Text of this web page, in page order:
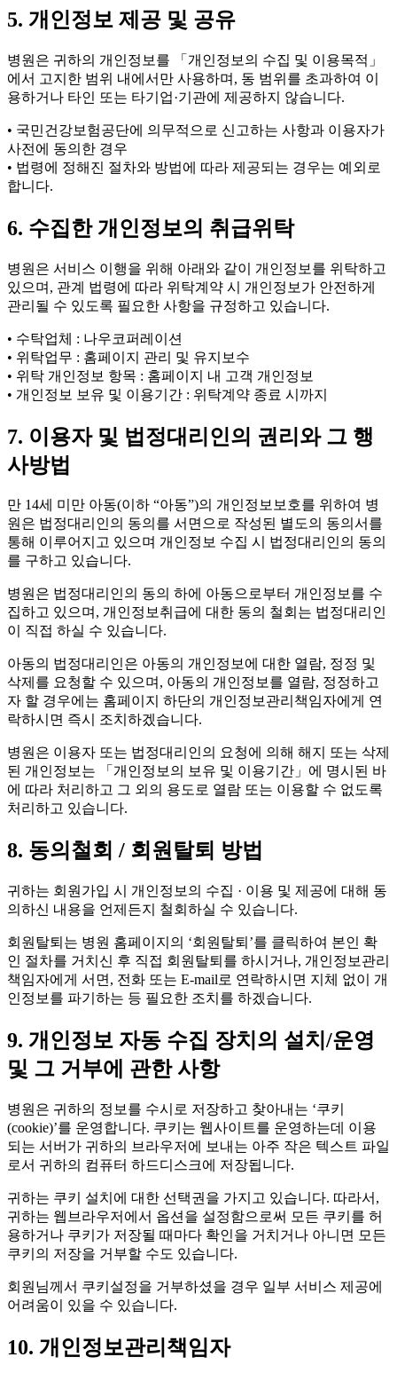
5. 개인정보 제공 및 공유
병원은 귀하의 개인정보를 「개인정보의 수집 및 이용목적」
에서 고지한 범위 내에서만 사용하며, 동 범위를 초과하여 이
용하거나 타인 또는 타기업·기관에 제공하지 않습니다.
• 국민건강보험공단에 의무적으로 신고하는 사항과 이용자가
사전에 동의한 경우
• 법령에 정해진 절차와 방법에 따라 제공되는 경우는 예외로
합니다.
6. 수집한 개인정보의 취급위탁
병원은 서비스 이행을 위해 아래와 같이 개인정보를 위탁하고
있으며, 관계 법령에 따라 위탁계약 시 개인정보가 안전하게
관리될 수 있도록 필요한 사항을 규정하고 있습니다.
• 수탁업체 : 나우코퍼레이션
• 위탁업무 : 홈페이지 관리 및 유지보수
• 위탁 개인정보 항목 : 홈페이지 내 고객 개인정보
• 개인정보 보유 및 이용기간 : 위탁계약 종료 시까지
7. 이용자 및 법정대리인의 권리와 그 행
사방법
만 14세 미만 아동(이하 “아동”)의 개인정보보호를 위하여 병
원은 법정대리인의 동의를 서면으로 작성된 별도의 동의서를
통해 이루어지고 있으며 개인정보 수집 시 법정대리인의 동의
를 구하고 있습니다.
병원은 법정대리인의 동의 하에 아동으로부터 개인정보를 수
집하고 있으며, 개인정보취급에 대한 동의 철회는 법정대리인
이 직접 하실 수 있습니다.
아동의 법정대리인은 아동의 개인정보에 대한 열람, 정정 및
삭제를 요청할 수 있으며, 아동의 개인정보를 열람, 정정하고
자 할 경우에는 홈페이지 하단의 개인정보관리책임자에게 연
락하시면 즉시 조치하겠습니다.
병원은 이용자 또는 법정대리인의 요청에 의해 해지 또는 삭제
된 개인정보는 「개인정보의 보유 및 이용기간」에 명시된 바
에 따라 처리하고 그 외의 용도로 열람 또는 이용할 수 없도록
처리하고 있습니다.
8. 동의철회 / 회원탈퇴 방법
귀하는 회원가입 시 개인정보의 수집 · 이용 및 제공에 대해 동
의하신 내용을 언제든지 철회하실 수 있습니다.
회원탈퇴는 병원 홈페이지의 ‘회원탈퇴’를 클릭하여 본인 확
인 절차를 거치신 후 직접 회원탈퇴를 하시거나, 개인정보관리
책임자에게 서면, 전화 또는 E-mail로 연락하시면 지체 없이 개
인정보를 파기하는 등 필요한 조치를 하겠습니다.
9. 개인정보 자동 수집 장치의 설치/운영
및 그 거부에 관한 사항
병원은 귀하의 정보를 수시로 저장하고 찾아내는 ‘쿠키
(cookie)’를 운영합니다. 쿠키는 웹사이트를 운영하는데 이용
되는 서버가 귀하의 브라우저에 보내는 아주 작은 텍스트 파일
로서 귀하의 컴퓨터 하드디스크에 저장됩니다.
귀하는 쿠키 설치에 대한 선택권을 가지고 있습니다. 따라서,
귀하는 웹브라우저에서 옵션을 설정함으로써 모든 쿠키를 허
용하거나 쿠키가 저장될 때마다 확인을 거치거나 아니면 모든
쿠키의 저장을 거부할 수도 있습니다.
회원님께서 쿠키설정을 거부하셨을 경우 일부 서비스 제공에
어려움이 있을 수 있습니다.
10. 개인정보관리책임자